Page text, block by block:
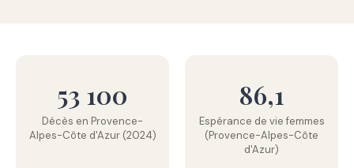
53 100
Décès en Provence-
Alpes-Côte d'Azur (2024)
86,1
Espérance de vie femmes
(Provence-Alpes-Côte
d'Azur)